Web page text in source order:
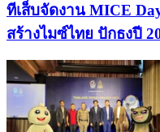
ทีเส็บจัดงาน MICE
สร้างไมซ์ไทย ปักธงปี